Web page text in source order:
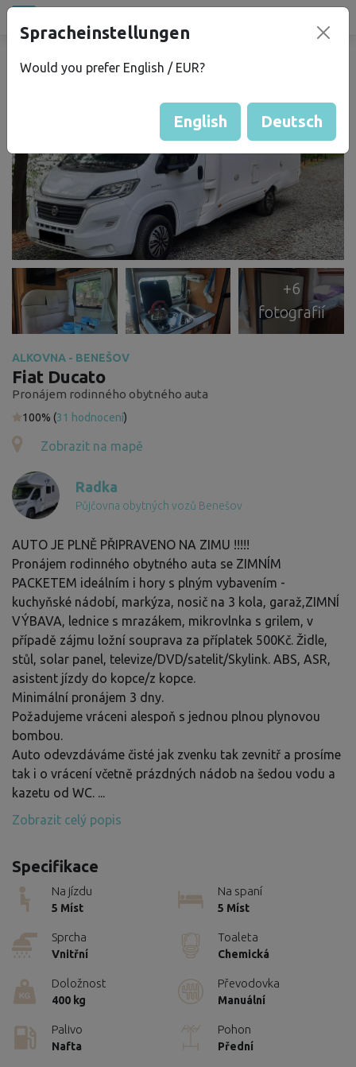
campu .eu
ALKOVNA - BENEŠOV
Fiat Ducato
Pronájem rodinného obytného auta
100% (31 hodnocení)
Zobrazit na mapě
Radka
Půjčovna obytných vozů Benešov
AUTO JE PLNĚ PŘIPRAVENO NA ZIMU !!!!!
Pronájem rodinného obytného auta se ZIMNÍM
PACKETEM ideálním i hory s plným vybavením -
kuchyňské nádobí, markýza, nosič na 3 kola, garaž,ZIMNÍ
VÝBAVA, lednice s mrazákem, mikrovlnka s grilem, v
případě zájmu ložní souprava za příplatek 500Kč. Židle,
stůl, solar panel, televize/DVD/satelit/Skylink. ABS, ASR,
asistent jízdy do kopce/z kopce.
Minimální pronájem 3 dny.
Požadujeme vráceni alespoň s jednou plnou plynovou
bombou.
Auto odevzdáváme čisté jak zvenku tak zevnitř a prosíme
tak i o vrácení včetně prázdných nádob na šedou vodu a
kazetu od WC. ...
Zobrazit celý popis
+6
fotografií
Specifikace
Na jízdu
5 Míst
Na spaní
5 Míst
Sprcha
Vnitřní
Toaleta
Chemická
Doložnost
400 kg
Převodovka
Manuální
Palivo
Nafta
Pohon
Přední
Spracheinstellungen
Would you prefer English / EUR?
English Deutsch